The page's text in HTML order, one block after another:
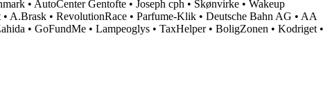
• AutoCenter Gentofte • Joseph cph • Skønvirke • Wakeup
• A.Brask • RevolutionRace • Parfume-Klik • Deutsche Bahn AG • AA
• GoFundMe • Lampeoglys • TaxHelper• BoligZonen • Kodriget •